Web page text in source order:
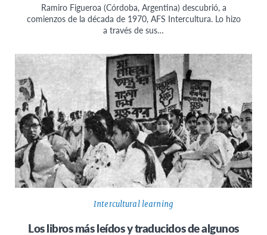
Ramiro Figueroa (Córdoba, Argentina) descubrió, a
comienzos de la década de 1970, AFS Intercultura. Lo hizo
a través de sus…
Intercultural learning
Los libros más leídos y traducidos de algunos